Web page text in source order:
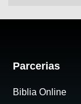
Parcerias
Biblia Online